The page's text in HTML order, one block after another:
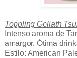
Toppling Goliath
Intenso aroma de
amargor. Ótima
Estilo: American